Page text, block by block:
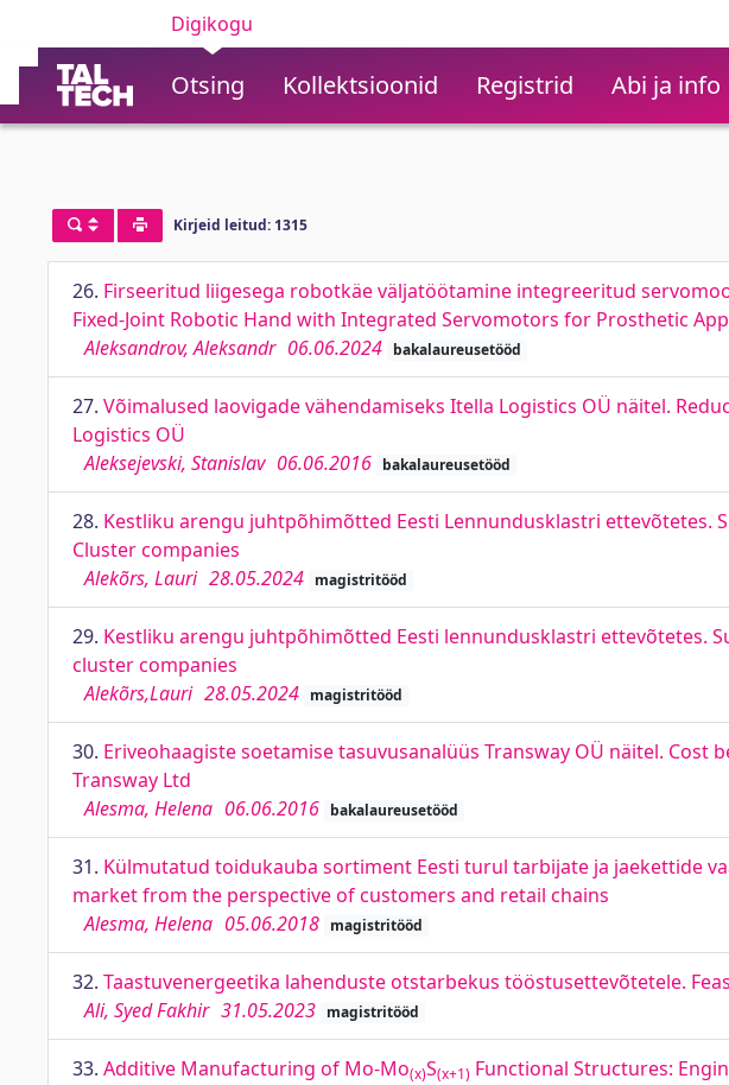
Digikogu
Otsing Kollektsioonid Registrid Abi ja info
Kirjeid leitud: 1315
26. Firseeritud liigesega robotkäe väljatöötamine integreeritud
Fixed-Joint Robotic Hand with Integrated Servomotors for Prosthetic
Aleksandrov, Aleksandr 06.06.2024 bakalaureusetööd
27. Võimalused laovigade vähendamiseks Itella Logistics OÜ näitel.
Logistics OÜ
Aleksejevski, Stanislav 06.06.2016 bakalaureusetööd
28. Kestliku arengu juhtpõhimõtted Eesti Lennundusklastri ettevõtetes.
Cluster companies
Alekõrs, Lauri 28.05.2024 magistritööd
29. Kestliku arengu juhtpõhimõtted Eesti lennundusklastri ettevõtetes.
cluster companies
Alekõrs,Lauri 28.05.2024 magistritööd
30. Eriveohaagiste soetamise tasuvusanalüüs Transway OÜ näitel.
Transway Ltd
Alesma, Helena 06.06.2016 bakalaureusetööd
31. Külmutatud toidukauba sortiment Eesti turul tarbijate ja jaekettide
market from the perspective of customers and retail chains
Alesma, Helena 05.06.2018 magistritööd
32. Taastuvenergeetika lahenduste otstarbekus tööstusettevõtetele.
Ali, Syed Fakhir 31.05.2023 magistritööd
33. Additive Manufacturing of Mo-Mo(x)S(x+1) Functional Structures: